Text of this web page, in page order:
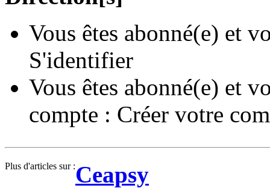
Vous êtes abonné(e) et
S'identifier
Vous êtes abonné(e) et
compte : Créer votre
Plus d'articles sur :Ceapsy